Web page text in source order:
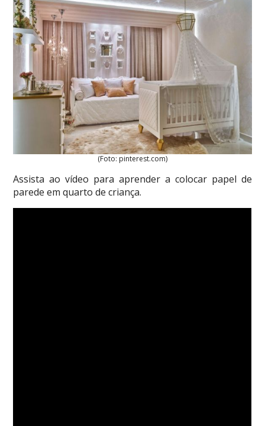
(Foto: pinterest.com)
Assista ao vídeo para aprender a colocar papel de
parede em quarto de criança.